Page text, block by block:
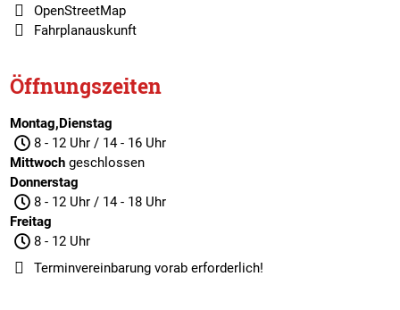
OpenStreetMap
Fahrplanauskunft
Öffnungszeiten
Montag,Dienstag
8 - 12 Uhr / 14 - 16 Uhr
Mittwochgeschlossen
Donnerstag
8 - 12 Uhr / 14 - 18 Uhr
Freitag
8 - 12 Uhr
Terminvereinbarungvorab erforderlich!